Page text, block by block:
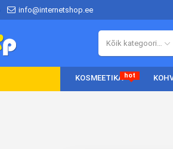
info@internetshop.ee
Kõik kategooriad
KOSMEETIKAhot